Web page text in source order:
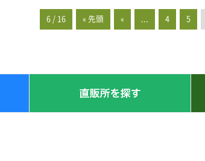
6 / 16 « 先頭 « 4 5